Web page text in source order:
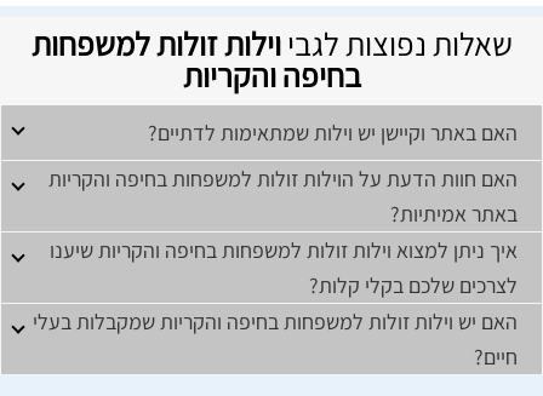
שאלות נפוצות לגביוילות זולות למשפחות
בחיפה והקריות
האם באתר וקיישן יש וילות שמתאימות לדתיים?
האם חוות הדעת על הוילות זולות למשפחות בחיפה והקריות
באתר אמיתיות?
איך ניתן למצוא וילות זולות למשפחות בחיפה והקריות שיענו
לצרכים שלכם בקלי קלות?
האם יש וילות זולות למשפחות בחיפה והקריות שמקבלות בעלי
חיים?